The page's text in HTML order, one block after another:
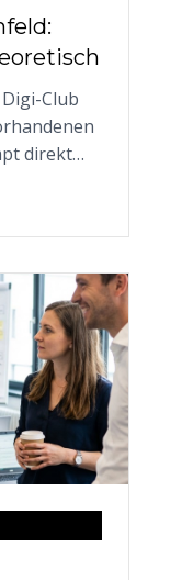
Club
direkt